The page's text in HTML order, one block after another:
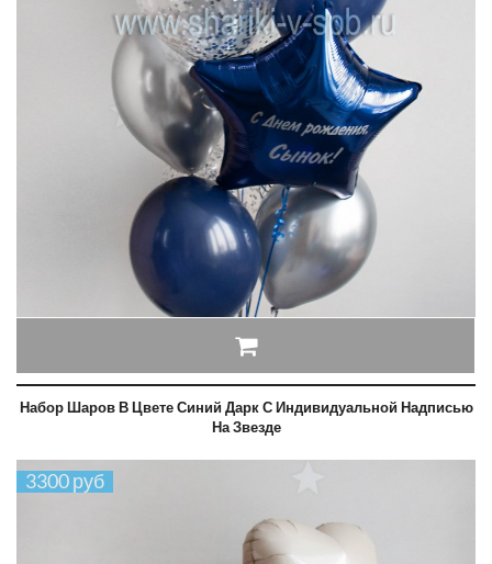
Набор Шаров В Цвете Синий Дарк С Индивидуальной Надписью
На Звезде
3300 руб